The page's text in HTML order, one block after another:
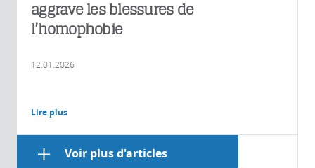
aggrave les blessures de
l’homophobie
12.01.2026
Lire plus
Voir plus d'articles